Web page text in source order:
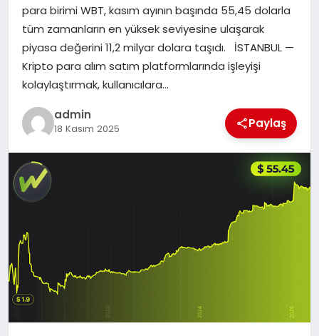
SPOR
TEKNOLOJI
YAŞAM
para birimi WBT, kasım ayının başında 55,45 dolarla
tüm zamanların en yüksek seviyesine ulaşarak
piyasa değerini 11,2 milyar dolara taşıdı. İSTANBUL —
Kripto para alım satım platformlarında işleyişi
kolaylaştırmak, kullanıcılara…
admin
18 Kasım 2025 Paylaş